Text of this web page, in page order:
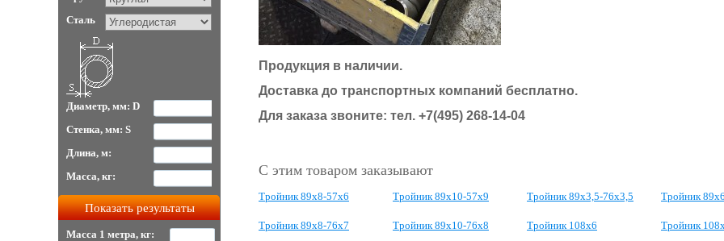
Продукция в наличии.
Доставка до транспортных компаний бесплатно.
Для заказа звоните: тел. +7(495) 268-14-04
С этим товаром заказывают
Тройник 89х8-57х6 Тройник 89х10-57х9 Тройник 89х3,5-76х3,5 Тройник
Тройник 89х8-76х7 Тройник 89х10-76х8 Тройник 108х6 Тройник
Сталь
Диаметр, мм: D
Стенка, мм: S
Длина, м:
Масса, кг:
Масса 1 метра, кг: